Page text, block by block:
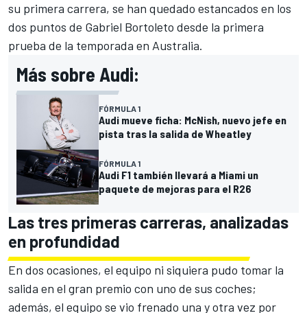
su primera carrera, se han quedado estancados en los
dos puntos de Gabriel Bortoleto desde la primera
prueba de la temporada en Australia.
Más sobre Audi:
FÓRMULA 1
Audi mueve ficha: McNish, nuevo jefe en
pista tras la salida de Wheatley
FÓRMULA 1
Audi F1 también llevará a Miami un
paquete de mejoras para el R26
Las tres primeras carreras, analizadas
en profundidad
En dos ocasiones, el equipo ni siquiera pudo tomar la
salida en el gran premio con uno de sus coches;
además, el equipo se vio frenado una y otra vez por